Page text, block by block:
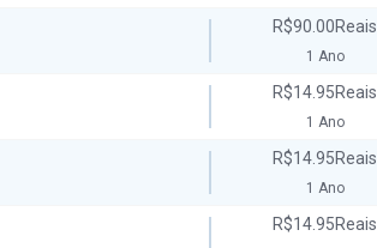
R$90.00Reais
1 Ano
R$14.95Reais
1 Ano
R$14.95Reais
1 Ano
R$14.95Reais